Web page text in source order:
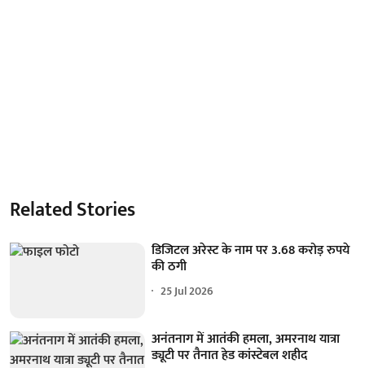
Related Stories
डिजिटल अरेस्ट के नाम पर 3.68 करोड़ रुपये
की ठगी
25 Jul 2026
अनंतनाग में आतंकी हमला, अमरनाथ यात्रा
ड्यूटी पर तैनात हेड कांस्टेबल शहीद